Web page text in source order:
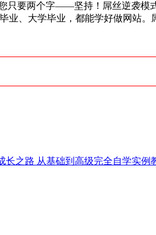
只要两个字——坚持！屌丝逆袭模
业、大学毕业，都能学好做网站
长之路 从基础到高级完全自学实例